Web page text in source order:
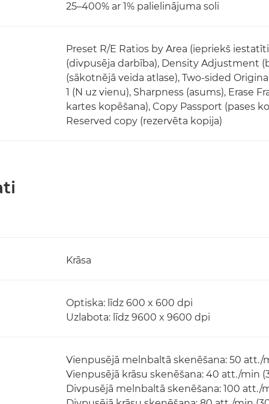
25–400% ar 1% palielinājuma soli
Preset R/E Ratios by Area (iepriekš
(divpusēja darbība), Density Adjustment
(sākotnējā veida atlase), Two-sided
1 (N uz vienu), Sharpness (asums), Erase
kartes kopēšana), Copy Passport (pases
Reserved copy (rezervēta kopija)
Krāsa
Optiska: līdz 600 x 600 dpi
Uzlabota: līdz 9600 x 9600 dpi
Vienpusējā melnbaltā skenēšana: 50 att./
Vienpusējā krāsu skenēšana: 40 att./min
Divpusējā melnbaltā skenēšana: 100 att./